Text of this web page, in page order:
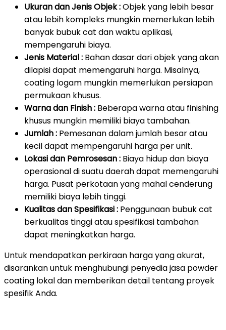
Ukuran dan Jenis Objek :Objek yang lebih besar
atau lebih kompleks mungkin memerlukan lebih
banyak bubuk cat dan waktu aplikasi,
mempengaruhi biaya.
Jenis Material : Bahan dasar dari objek yang akan
dilapisi dapat memengaruhi harga. Misalnya,
coating logam mungkin memerlukan persiapan
permukaan khusus.
Warna dan Finish : Beberapa warna atau finishing
khusus mungkin memiliki biaya tambahan.
Jumlah : Pemesanan dalam jumlah besar atau
kecil dapat mempengaruhi harga per unit.
Lokasi dan Pemrosesan : Biaya hidup dan biaya
operasional di suatu daerah dapat memengaruhi
harga. Pusat perkotaan yang mahal cenderung
memiliki biaya lebih tinggi.
Kualitas dan Spesifikasi : Penggunaan bubuk cat
berkualitas tinggi atau spesifikasi tambahan
dapat meningkatkan harga.
Untuk mendapatkan perkiraan harga yang akurat,
disarankan untuk menghubungi penyedia jasa powder
coating lokal dan memberikan detail tentang proyek
spesifik Anda.